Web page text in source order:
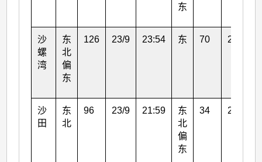
东
沙
螺
湾
东
北
偏
东
126 23/9 23:54 东 70 23/9
沙
田
东
北
96 23/9 21:59
东
北
偏
东
34 23/9